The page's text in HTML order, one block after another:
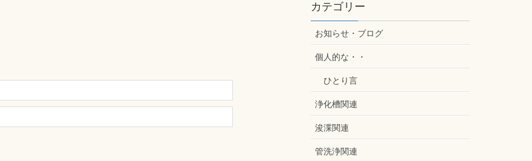
カテゴリー
お知らせ・ブログ
個人的な・・
ひとり言
浄化槽関連
浚渫関連
管洗浄関連